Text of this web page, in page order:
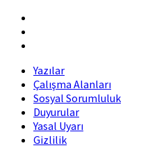
Yazılar
Çalışma Alanları
Sosyal Sorumluluk
Duyurular
Yasal Uyarı
Gizlilik